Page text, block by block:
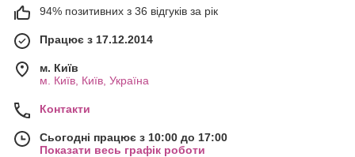
94% позитивних з 36 відгуків за рік
Працює з 17.12.2014
м. Київ
м. Київ, Київ, Україна
Контакти
Сьогодні працює з 10:00 до 17:00
Показати весь графік роботи